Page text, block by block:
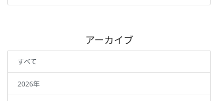
アーカイブ
すべて
2026年